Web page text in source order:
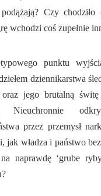
Czy chodziło
wchodzi coś zupełnie
punktu
dziennikarstwa
oraz jego brutalną
Nieuchronnie
przez przemysł
jak władza i państwo
naprawdę ‘grube